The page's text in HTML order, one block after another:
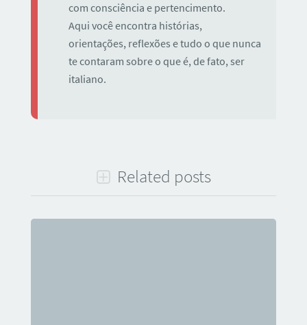
com consciência e pertencimento.
Aqui você encontra histórias,
orientações, reflexões e tudo o que nunca
te contaram sobre o que é, de fato, ser
italiano.
Related posts